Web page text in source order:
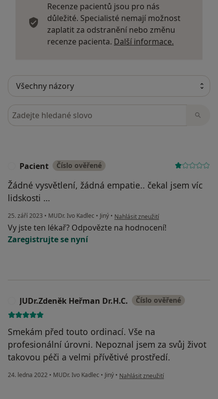
Recenze pacientů jsou pro nás
důležité. Specialisté nemají možnost
zaplatit za odstranění nebo změnu
recenze pacienta. Další informace.
Hledejte v názorech
Pacient Číslo ověřené
Žádné vysvětlení, žádná empatie.. čekal jsem víc
lidskosti …
25. září 2023 • MUDr. Ivo Kadlec • Jiný • podle názoru uživatele Pacient
Nahlásit zneužití
Vy jste ten lékař? Odpovězte na hodnocení!
Zaregistrujte se nyní
JUDr.Zdeněk Heřman Dr.H.C. Číslo ověřené
Smekám před touto ordinací. Vše na
profesionální úrovni. Nepoznal jsem za svůj život
takovou péči a velmi přívětivé prostředí.
24. ledna 2022 • MUDr. Ivo Kadlec • Jiný • podle názoru uživatele JUDr.Zdeněk
Nahlásit zneužití